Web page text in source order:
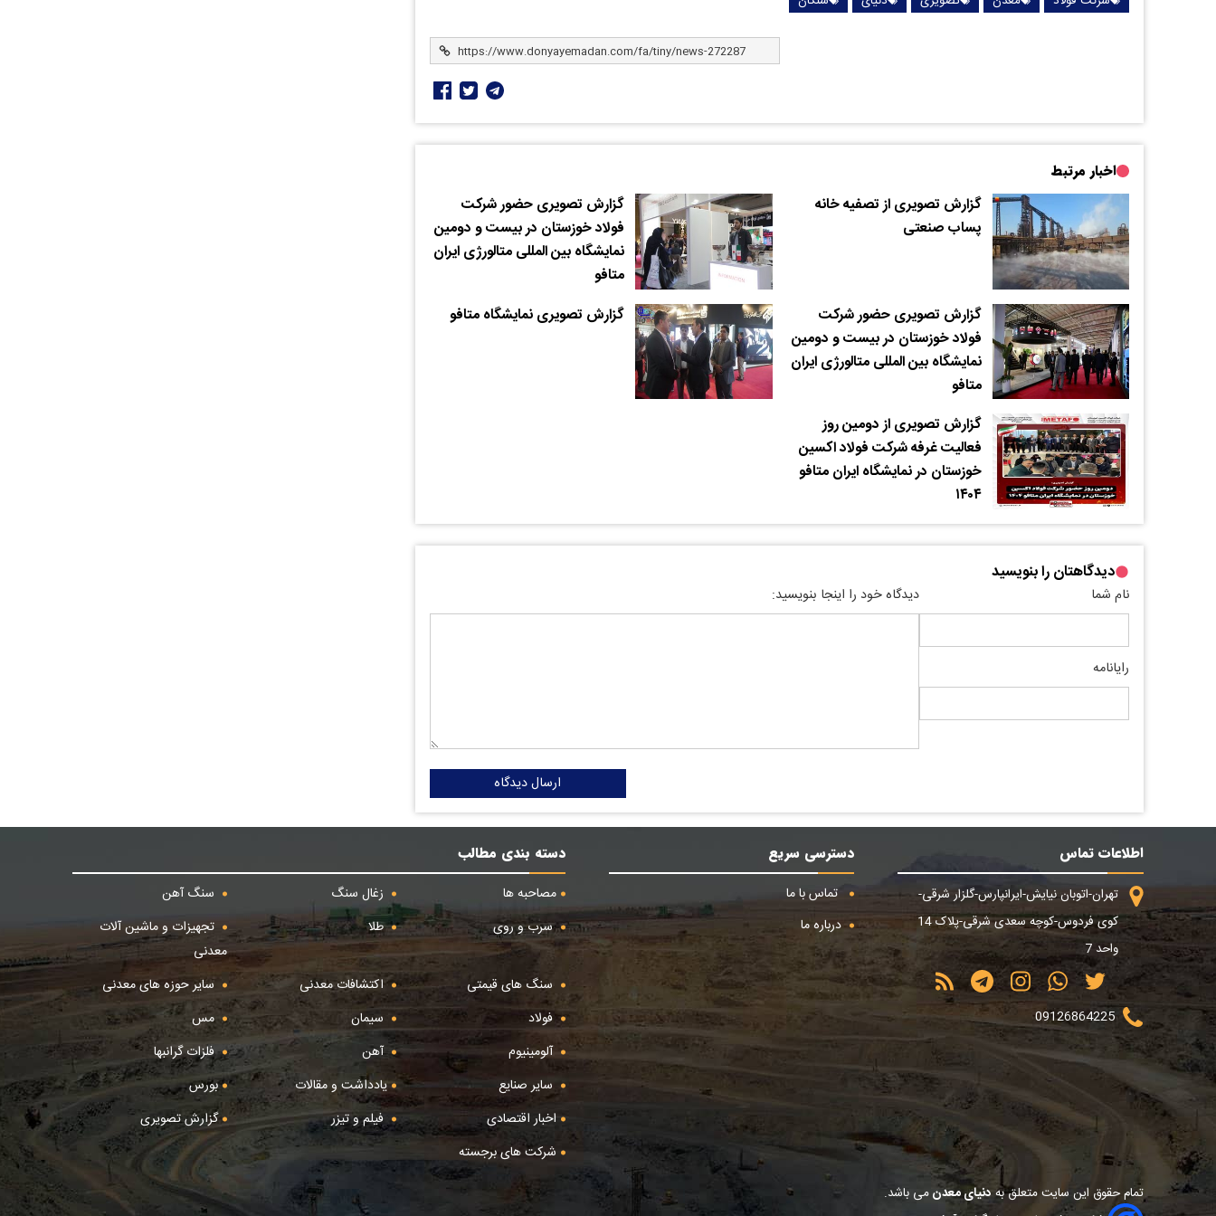
اخبار مرتبط
گزارش تصویری از تصفیه خانه
پساب صنعتی
گزارش تصویری حضور شرکت
فولاد خوزستان در بیست و دومین
نمایشگاه بین المللی متالورژی ایران
متافو
گزارش تصویری حضور شرکت
فولاد خوزستان در بیست و دومین
نمایشگاه بین المللی متالورژی ایران
متافو
گزارش تصویری نمایشگاه متافو
گزارش تصویری از دومین روز
فعالیت غرفه شرکت فولاد اکسین
خوزستان در نمایشگاه ایران متافو
۱۴۰۴
دیدگاهتان را بنویسید
نام شما
رایانامه
دیدگاه خود را اینجا بنویسید:
ارسال دیدگاه
اطلاعات تماس
تهران-اتوبان نیایش-ایرانپارس-گلزار شرقی-
کوی فردوس-کوچه سعدی شرقی-پلاک 14
واحد 7
09126864225
دسترسی سریع
تماس با ما
درباره ما
دسته بندی مطالب
مصاحبه ها
زغال سنگ
سنگ آهن
سرب و روی
طلا
تجهیزات و ماشین آلات
معدنی
سنگ های قیمتی
اکتشافات معدنی
سایر حوزه های معدنی
فولاد
سیمان
مس
آلومینیوم
آهن
فلزات گرانبها
سایر صنایع
یادداشت و مقالات
بورس
اخبار اقتصادی
فیلم و تیزر
گزارش تصویری
شرکت های برجسته
تمام حقوق این سایت متعلق بهدنیای معدنمی باشد.